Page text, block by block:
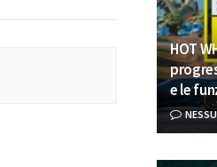
HOT
e le